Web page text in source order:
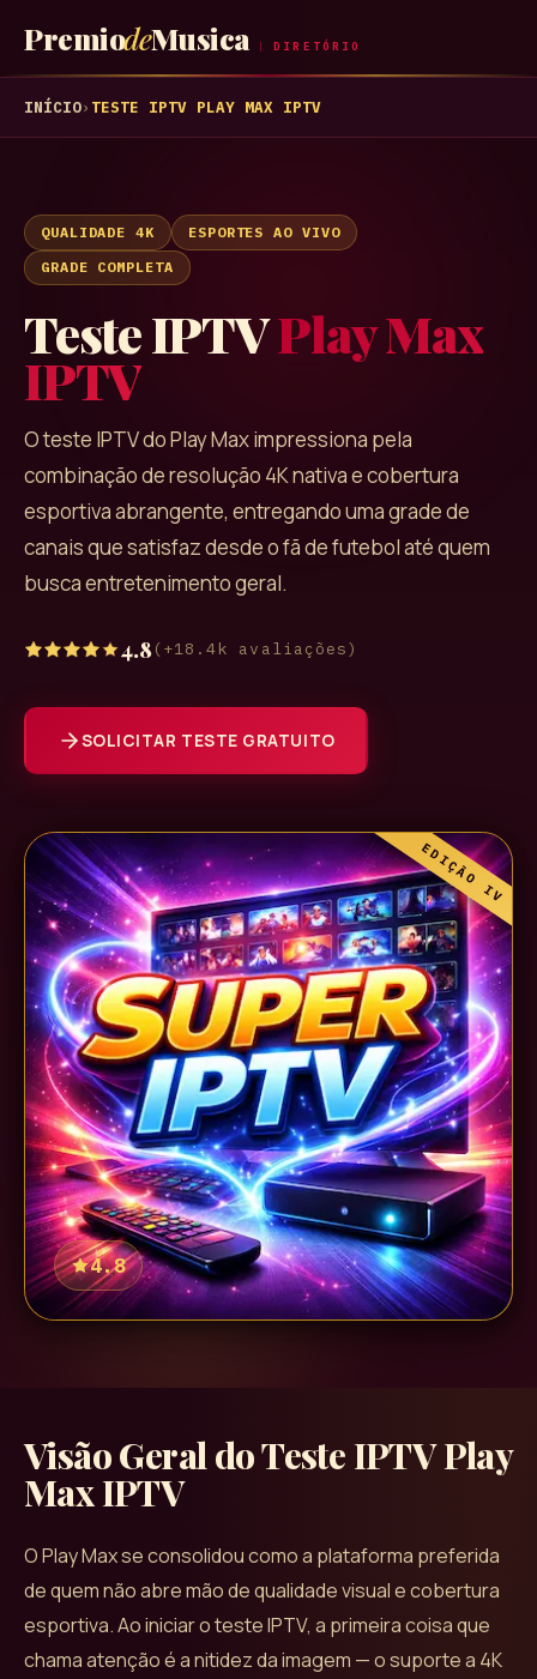
PremiodeMusica DIRETÓRIO
INÍCIO› TESTE IPTV PLAY MAX IPTV
QUALIDADE 4K
ESPORTES AO VIVO
GRADE COMPLETA
Teste IPTVPlay Max
IPTV
O teste IPTV do Play Max impressiona pela
combinação de resolução 4K nativa e cobertura
esportiva abrangente, entregando uma grade de
canais que satisfaz desde o fã de futebol até quem
busca entretenimento geral.
4.8(+18.4k avaliações)
SOLICITAR TESTE GRATUITO
4.8
EDIÇÃO IV
Visão Geral do Teste IPTVPlay
Max IPTV
O Play Max se consolidou como a plataforma preferida
de quem não abre mão de qualidade visual e cobertura
esportiva. Ao iniciar o teste IPTV, a primeira coisa que
chama atenção é a nitidez da imagem — o suporte a 4K